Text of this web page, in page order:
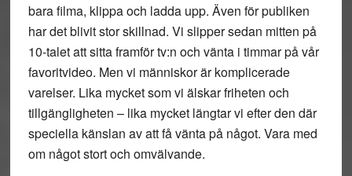
bara filma, klippa och ladda upp. Även för publiken
har det blivit stor skillnad. Vi slipper sedan mitten på
10-talet att sitta framför tv:n och vänta i timmar på vår
favoritvideo. Men vi människor är komplicerade
varelser. Lika mycket som vi älskar friheten och
tillgängligheten – lika mycket längtar vi efter den där
speciella känslan av att få vänta på något. Vara med
om något stort och omvälvande.